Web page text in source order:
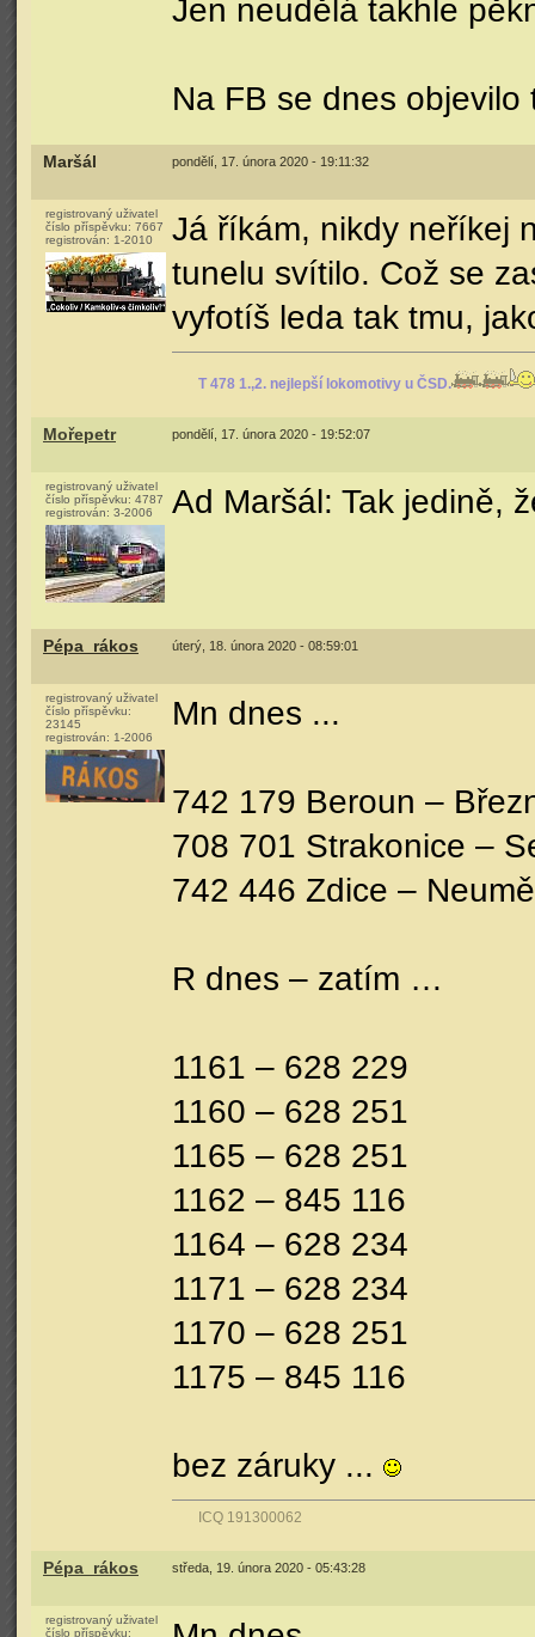
Jen neudělá takhle
Na FB se dnes
Maršál pondělí, 17. února 2020 - 19:11:32
registrovaný uživatel
číslo příspěvku: 7667
registrován: 1-2010
Já říkám, nikdy neříkej
tunelu svítilo. Což se
vyfotíš leda tak tmu,
T 478 1.,2. nejlepší lokomotivy u ČSD.
Mořepetr pondělí, 17. února 2020 - 19:52:07
registrovaný uživatel
číslo příspěvku: 4787
registrován: 3-2006 Ad Maršál: Tak jedině,
Pépa_rákos úterý, 18. února 2020 - 08:59:01
registrovaný uživatel
číslo příspěvku:
23145
registrován: 1-2006
Mn dnes ...
742 179 Beroun –
708 701 Strakonice –
742 446 Zdice –
R dnes – zatím …
1161 – 628 229
1160 – 628 251
1165 – 628 251
1162 – 845 116
1164 – 628 234
1171 – 628 234
1170 – 628 251
1175 – 845 116
bez záruky ...
ICQ 191300062
Pépa_rákos středa, 19. února 2020 - 05:43:28
registrovaný uživatel
číslo příspěvku: